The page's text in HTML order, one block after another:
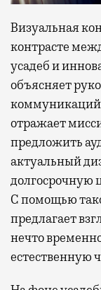
Визуальная
контрасте
усадеб и
объясняет
коммуникаций
отражает
предложить
актуальный
долгосрочную
С помощью
предлагает
нечто
естественную